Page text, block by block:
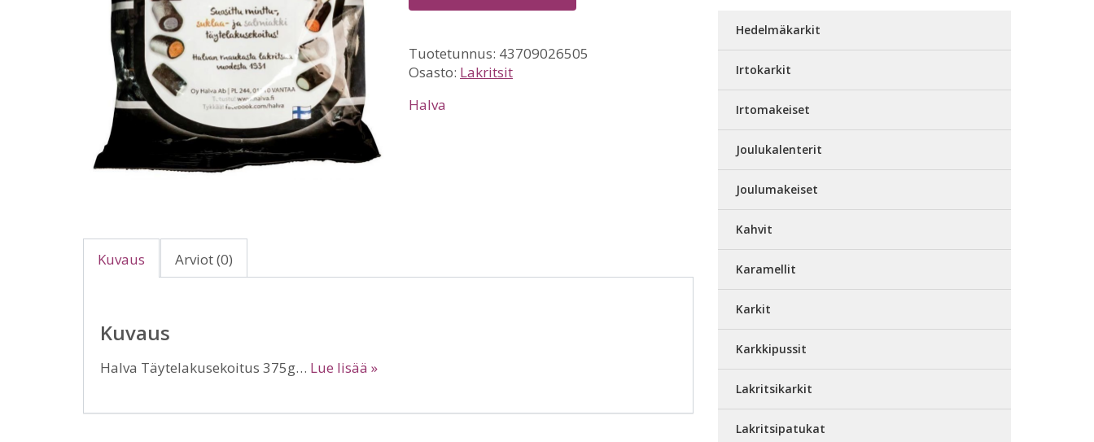
Tuotetunnus: 43709026505
Osasto: Lakritsit
Halva
Kuvaus Arviot (0)
Kuvaus
Halva Täytelakusekoitus 375g… Lue lisää »
Hedelmäkarkit
Irtokarkit
Irtomakeiset
Joulukalenterit
Joulumakeiset
Kahvit
Karamellit
Karkit
Karkkipussit
Lakritsikarkit
Lakritsipatukat